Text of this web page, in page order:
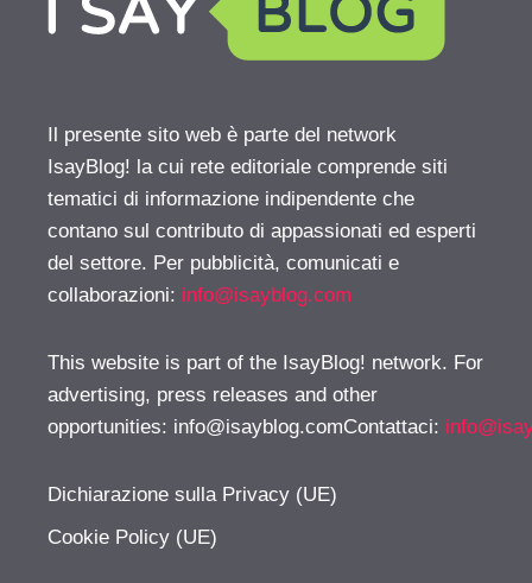
Il presente sito web è parte del network
IsayBlog! la cui rete editoriale comprende siti
tematici di informazione indipendente che
contano sul contributo di appassionati ed esperti
del settore. Per pubblicità, comunicati e
collaborazioni: info@isayblog.com
This website is part of the IsayBlog! network. For
advertising, press releases and other
opportunities: info@isayblog.comContattaci:
Dichiarazione sulla Privacy (UE)
Cookie Policy (UE)